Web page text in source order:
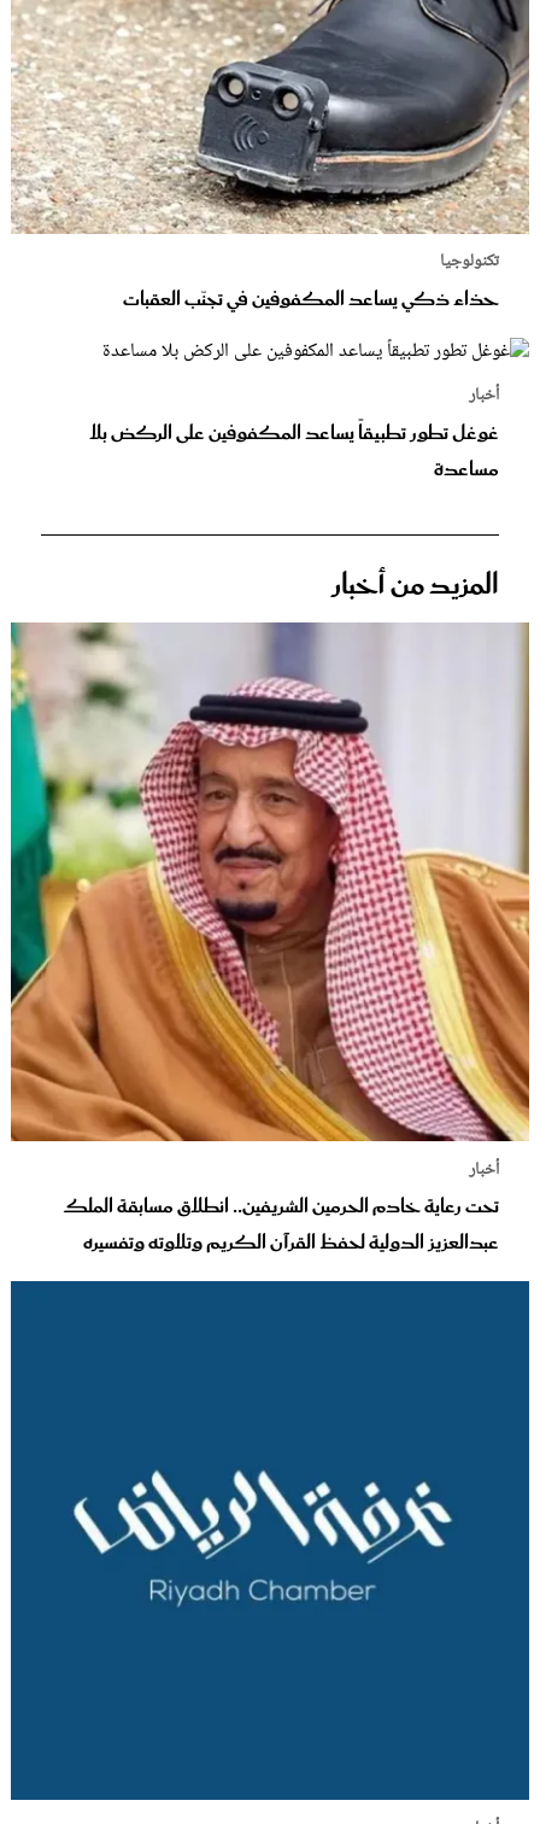
تكنولوجيا
حذاء ذكي يساعد المكفوفين في تجنّب العقبات
أخبار
غوغل تطور تطبيقاً يساعد المكفوفين على الركض بلا
مساعدة
المزيد من أخبار
أخبار
تحت رعاية خادم الحرمين الشريفين.. انطلاق مسابقة الملك
عبدالعزيز الدولية لحفظ القرآن الكريم وتلاوته وتفسيره